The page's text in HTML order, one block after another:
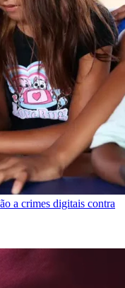
a crimes digitais contra